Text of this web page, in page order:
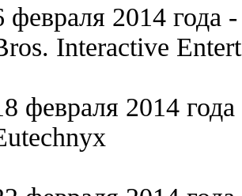
февраля 2014 года
Interactive
февраля 2014